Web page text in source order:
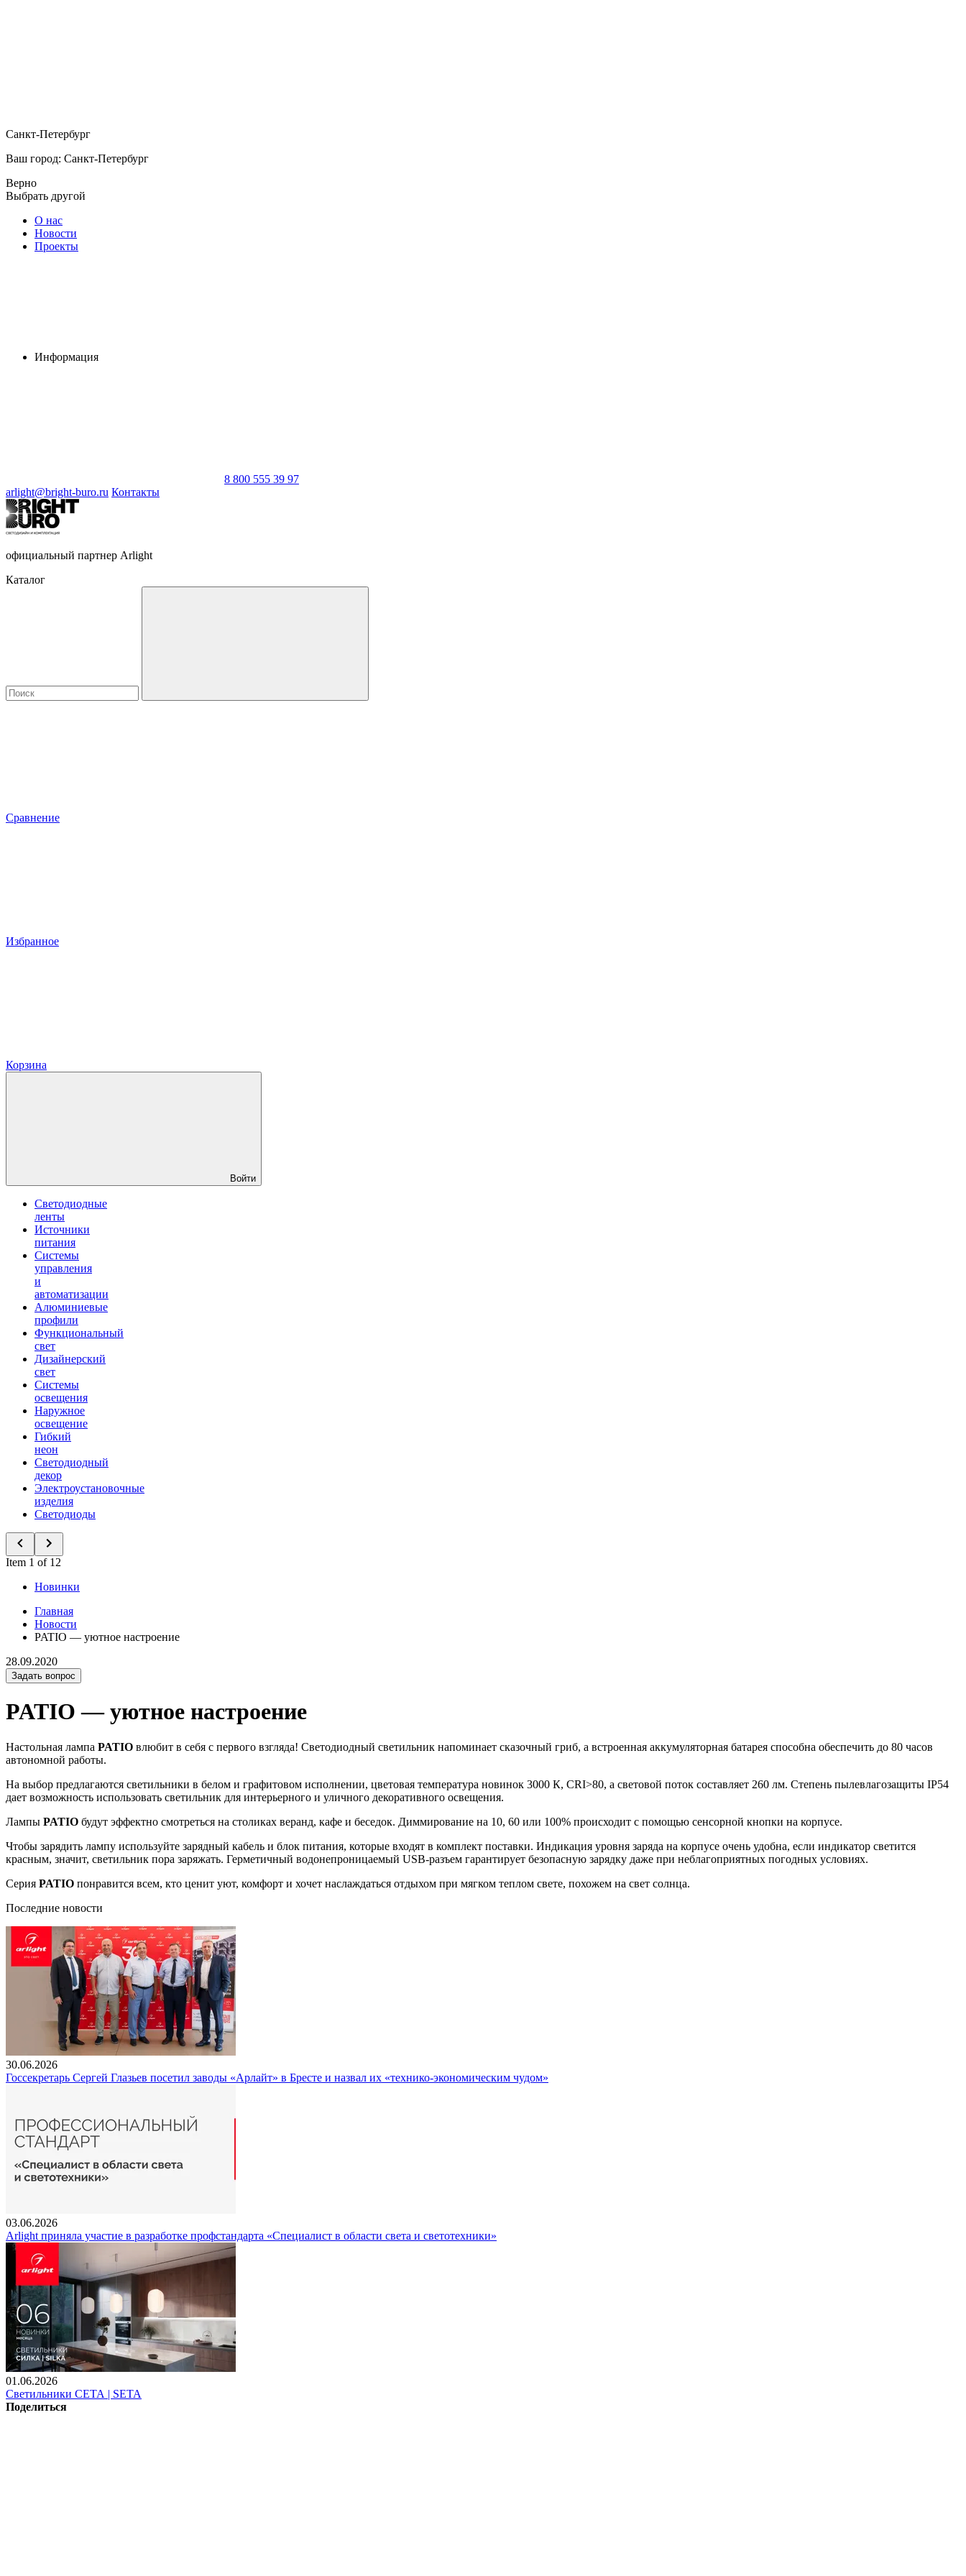
Санкт-Петербург
Ваш город: Санкт-Петербург
Верно
Выбрать другой
О нас
Новости
Проекты
Информация
8 800 555 39 97
arlight@bright-buro.ru Контакты
официальный партнер Arlight
Каталог
Сравнение
Избранное
Корзина
Войти
Светодиодные
ленты
Источники
питания
Системы
управления
и
автоматизации
Алюминиевые
профили
Функциональный
свет
Дизайнерский
свет
Системы
освещения
Наружное
освещение
Гибкий
неон
Светодиодный
декор
Электроустановочные
изделия
Светодиоды
Item 1 of 12
Новинки
Главная
Новости
PATIO — уютное настроение
28.09.2020
Задать вопрос
PATIO — уютное настроение
Настольная лампа PATIO влюбит в себя с первого взгляда! Светодиодный светильник напоминает сказочный гриб, а встроенная аккумуляторная батарея способна обеспечить до 80 часов
автономной работы.
На выбор предлагаются светильники в белом и графитовом исполнении, цветовая температура новинок 3000 К, CRI>80, а световой поток составляет 260 лм. Степень пылевлагозащиты IP54
дает возможность использовать светильник для интерьерного и уличного декоративного освещения.
Лампы PATIO будут эффектно смотреться на столиках веранд, кафе и беседок. Диммирование на 10, 60 или 100% происходит с помощью сенсорной кнопки на корпусе.
Чтобы зарядить лампу используйте зарядный кабель и блок питания, которые входят в комплект поставки. Индикация уровня заряда на корпусе очень удобна, если индикатор светится
красным, значит, светильник пора заряжать. Герметичный водонепроницаемый USB-разъем гарантирует безопасную зарядку даже при неблагоприятных погодных условиях.
Серия PATIO понравится всем, кто ценит уют, комфорт и хочет наслаждаться отдыхом при мягком теплом свете, похожем на свет солнца.
Последние новости
30.06.2026
Госсекретарь Сергей Глазьев посетил заводы «Арлайт» в Бресте и назвал их «технико-экономическим чудом»
03.06.2026
Arlight приняла участие в разработке профстандарта «Специалист в области света и светотехники»
01.06.2026
Светильники СЕТА | SETA
Поделиться